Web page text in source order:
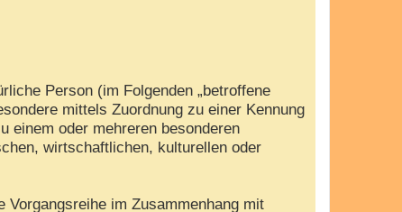
Person (im Folgenden „betroffene
mittels Zuordnung zu einer Kennung
einem oder mehreren besonderen
wirtschaftlichen, kulturellen oder
Vorgangsreihe im Zusammenhang mit